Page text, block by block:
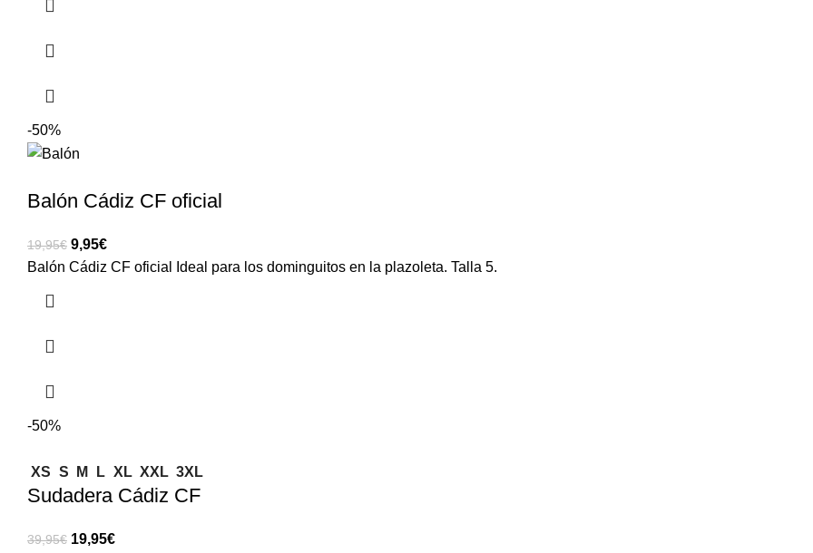
-50%
Balón Cádiz CF oficial
19,95€ 9,95€
Balón Cádiz CF oficial Ideal para los dominguitos en la plazoleta. Talla 5.
-50%
XS S M L XL XXL 3XL
Sudadera Cádiz CF
39,95€ 19,95€